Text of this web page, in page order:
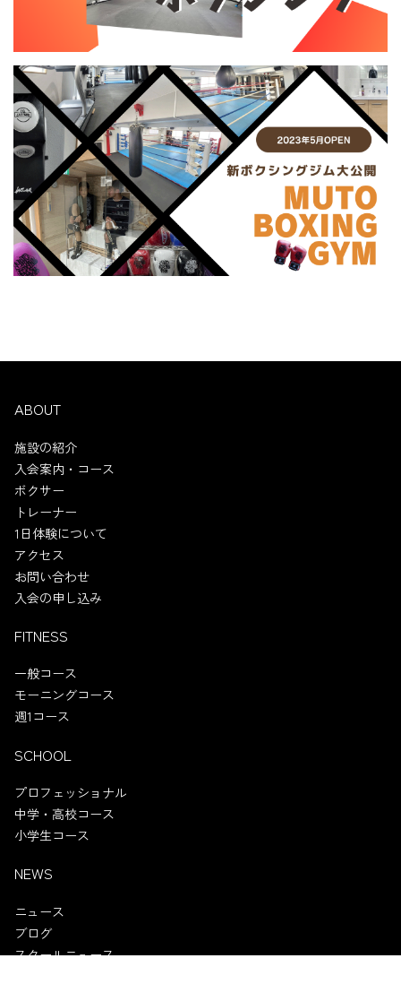
ABOUT
施設の紹介
入会案内・コース
ボクサー
トレーナー
1日体験について
アクセス
お問い合わせ
入会の申し込み
FITNESS
一般コース
モーニングコース
週1コース
SCHOOL
プロフェッショナル
中学・高校コース
小学生コース
NEWS
ニュース
ブログ
スクールニュース